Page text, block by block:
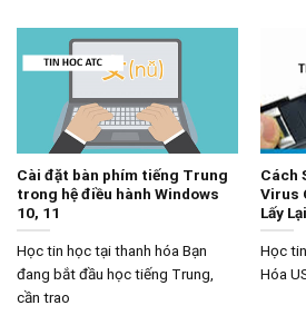
Cài đặt bàn phím tiếng Trung
trong hệ điều hành Windows
10, 11
Học tin học tại thanh hóa Bạn
đang bắt đầu học tiếng Trung,
cần trao
Cách
Virus
Lấy
Học
Hóa